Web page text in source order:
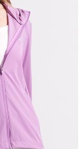
的，商店將以您的個人
進項蒐集、處理及利用，
核對及更正。
userRule
面顯示為準，若有關於
請聯繫「AFTEE先享後付
support/home
先享後付」服務完成之交
交易相關給付款項請求債
人之同意方可使用
失，本公司不負相關責
之用戶狀況，依本公司即
形，本公司將視審查結果